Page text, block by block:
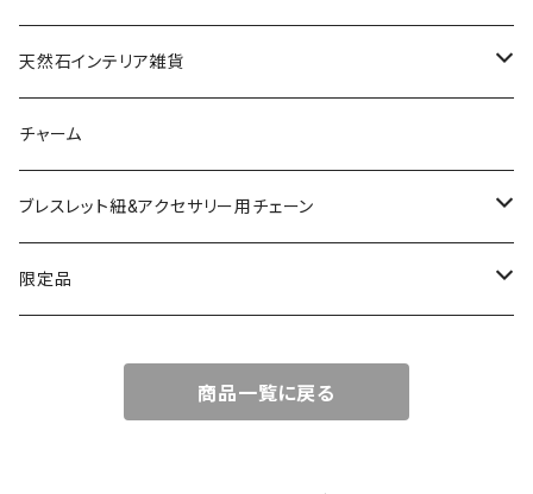
ドゥルージー
ソーラークォーツ
コッパー
アゲート
天然石インテリア雑貨
天然石スライスコースター
天然石キャンドルホルダー
チャーム
ブレスレット紐&アクセサリー用チェーン
ネックレスチェーン
ブレスレット紐
限定品
summer Box
商品一覧に戻る